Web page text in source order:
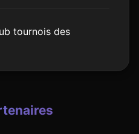
tournois des